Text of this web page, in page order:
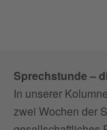
Sprechstunde –
In unserer
zwei Wochen der